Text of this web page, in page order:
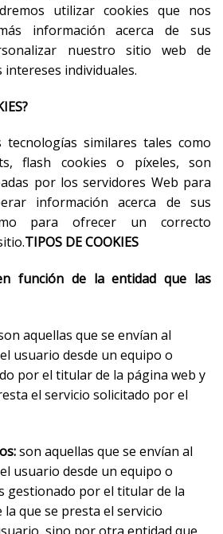
utilizar cookies que nos
información acerca de sus
nuestro sitio web de
individuales.
similares tales como
flash cookies o píxeles, son
por los servidores Web para
información acerca de sus
para ofrecer un correcto
TIPOS DE COOKIES
función de la entidad que las
aquellas que se envían al
usuario desde un equipo o
por el titular de la página web y
el servicio solicitado por el
son aquellas que se envían al
usuario desde un equipo o
gestionado por el titular de la
la que se presta el servicio